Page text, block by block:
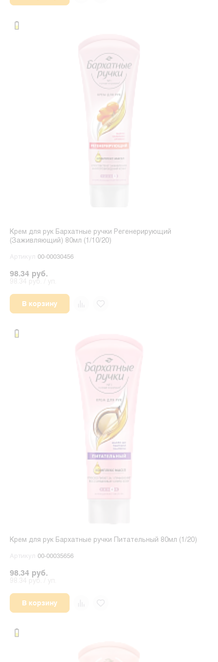
Крем для рук Бархатные ручки Регенерирующий
(Заживляющий) 80мл (1/10/20)
Артикул 00-00030456
98.34 руб.
В корзину
Крем для рук Бархатные ручки Питательный 80мл (1/20)
Артикул 00-00035656
98.34 руб.
В корзину